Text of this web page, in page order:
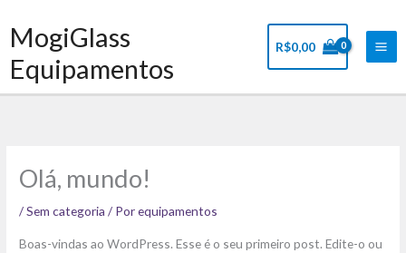
para
conteúdo
MogiGlass
Equipamentos
R$0,00
Olá, mundo!
/Sem categoria / Porequipamentos
Boas-vindas ao WordPress. Esse é o seu primeiro post. Edite-o ou